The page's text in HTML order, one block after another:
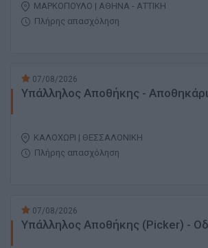
ΜΑΡΚΟΠΟΥΛΟ | ΑΘΗΝΑ - ΑΤΤΙΚΗ
Πλήρης απασχόληση
07/08/2026
Υπάλληλος Αποθήκης -
ΚΑΛΟΧΩΡΙ | ΘΕΣΣΑΛΟΝΙΚΗ
Πλήρης απασχόληση
07/08/2026
Υπάλληλος Αποθήκης (Picker) -